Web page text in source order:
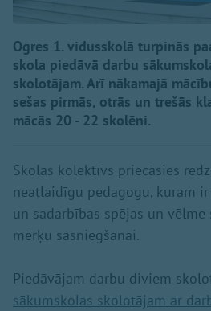
Ogres 1. vidusskolā turpinās
skola piedāvā darbu
skolotājam. Arī nākamajā
sešas pirmās, otrās un trešās
mācās 20 - 22 skolēni.
Skolas kolektīvs priecāsies
neatlaidīgu pedagogu, kuram
un sadarbības spējas un
mērķu sasniegšanai.
Piedāvājam darbu diviem
sākumskolas skolotājam ar